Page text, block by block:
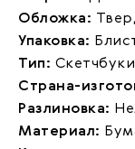
Обложка:
Упаковка:
Тип: Скетчбуки
Страна-
Разлиновка:
Материал: